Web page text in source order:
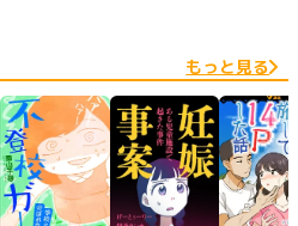
もっと見る